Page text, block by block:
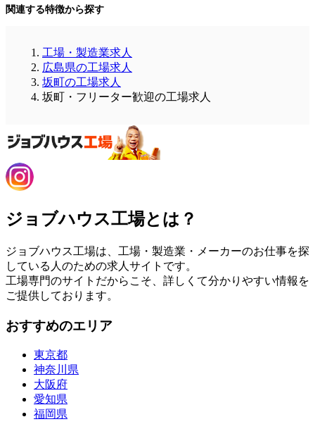
関連する特徴から探す
工場・製造業求人
広島県の工場求人
坂町の工場求人
坂町・フリーター歓迎の工場求人
ジョブハウス工場とは？
ジョブハウス工場は、工場・製造業・メーカーのお仕事を探
している人のための求人サイトです。
工場専門のサイトだからこそ、詳しくて分かりやすい情報を
ご提供しております。
おすすめのエリア
東京都
神奈川県
大阪府
愛知県
福岡県